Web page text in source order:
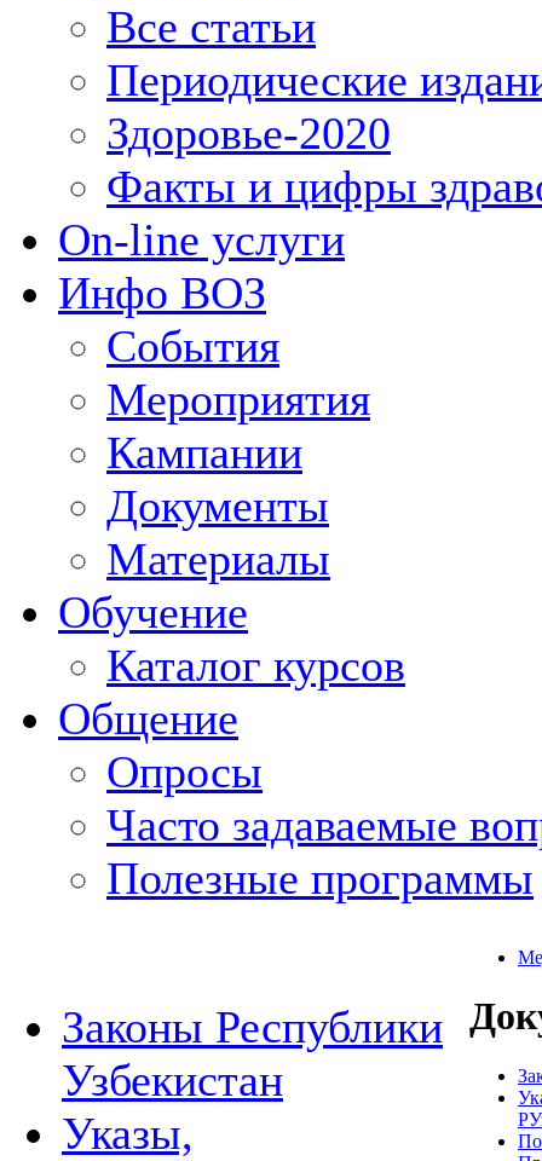
Все статьи
Периодические
Здоровье-2020
Факты и цифры
On-line услуги
Инфо ВОЗ
События
Мероприятия
Кампании
Документы
Материалы
Обучение
Каталог курсов
Общение
Опросы
Часто задаваемые
Полезные программы
Законы Республики
Узбекистан
Указы,